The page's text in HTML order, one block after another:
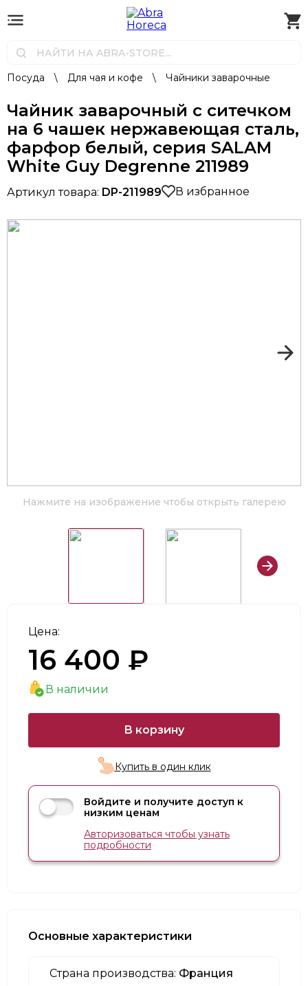
Посуда \ Для чая и кофе \ Чайники заварочные
Чайник заварочный с ситечком
на 6 чашек нержавеющая сталь,
фарфор белый, серия SALAM
White Guy Degrenne 211989
Артикул товара: DP-211989 В избранное
Нажмите на изображение чтобы открыть галерею
Цена:
16 400 ₽
В наличии
В корзину
Купить в один клик
Войдите и получите доступ к
низким ценам
Авторизоваться чтобы узнать
подробности
Основные характеристики
Страна производства: Франция